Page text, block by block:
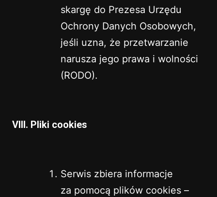
skargę do Prezesa Urzędu
Ochrony Danych Osobowych,
jeśli uzna, że przetwarzanie
narusza jego prawa i wolności
(RODO).
VIII. Pliki cookies
Serwis zbiera informacje
za pomocą plików cookies –